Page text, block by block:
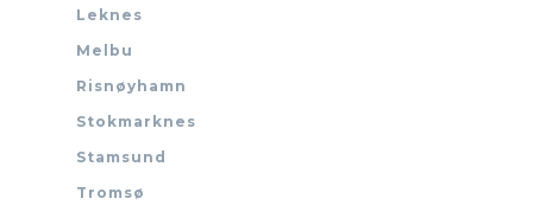
Leknes
Melbu
Risnøyhamn
Stokmarknes
Stamsund
Tromsø